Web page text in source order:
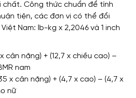
chất. Công thức chuẩn để tính
tiện, các đơn vị có thể đổi
Nam: lb-kg x 2,2046 và 1 inch
x cân nặng) + (12,7 x chiều cao) –
nam
x cân nặng) + (4,7 x cao) – (4,7 x
nữ